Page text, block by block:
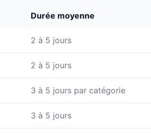
Durée moyenne
2 à 5 jours
2 à 5 jours
3 à 5 jours par catégorie
3 à 5 jours